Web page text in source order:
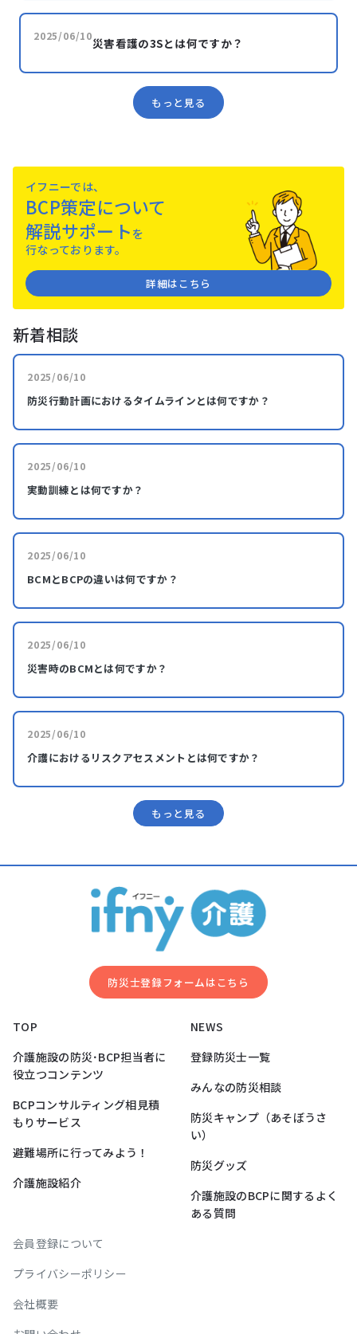
2025/06/10災害看護の3Sとは何ですか？
もっと見る
イフニーでは、
BCP策定について
解説サポート を
⾏なっております。
詳細はこちら
新着相談
2025/06/10
防災行動計画におけるタイムラインとは何ですか？
2025/06/10
実動訓練とは何ですか？
2025/06/10
BCMとBCPの違いは何ですか？
2025/06/10
災害時のBCMとは何ですか？
2025/06/10
介護におけるリスクアセスメントとは何ですか？
もっと⾒る
防災⼠登録フォームはこちら
TOP
介護施設の防災･BCP担当者に
役立つコンテンツ
BCPコンサルティング相見積
もりサービス
避難場所に行ってみよう！
介護施設紹介
NEWS
登録防災士一覧
みんなの防災相談
防災キャンプ（あそぼうさ
い）
防災グッズ
介護施設のBCPに関するよく
ある質問
会員登録について
プライバシーポリシー
会社概要